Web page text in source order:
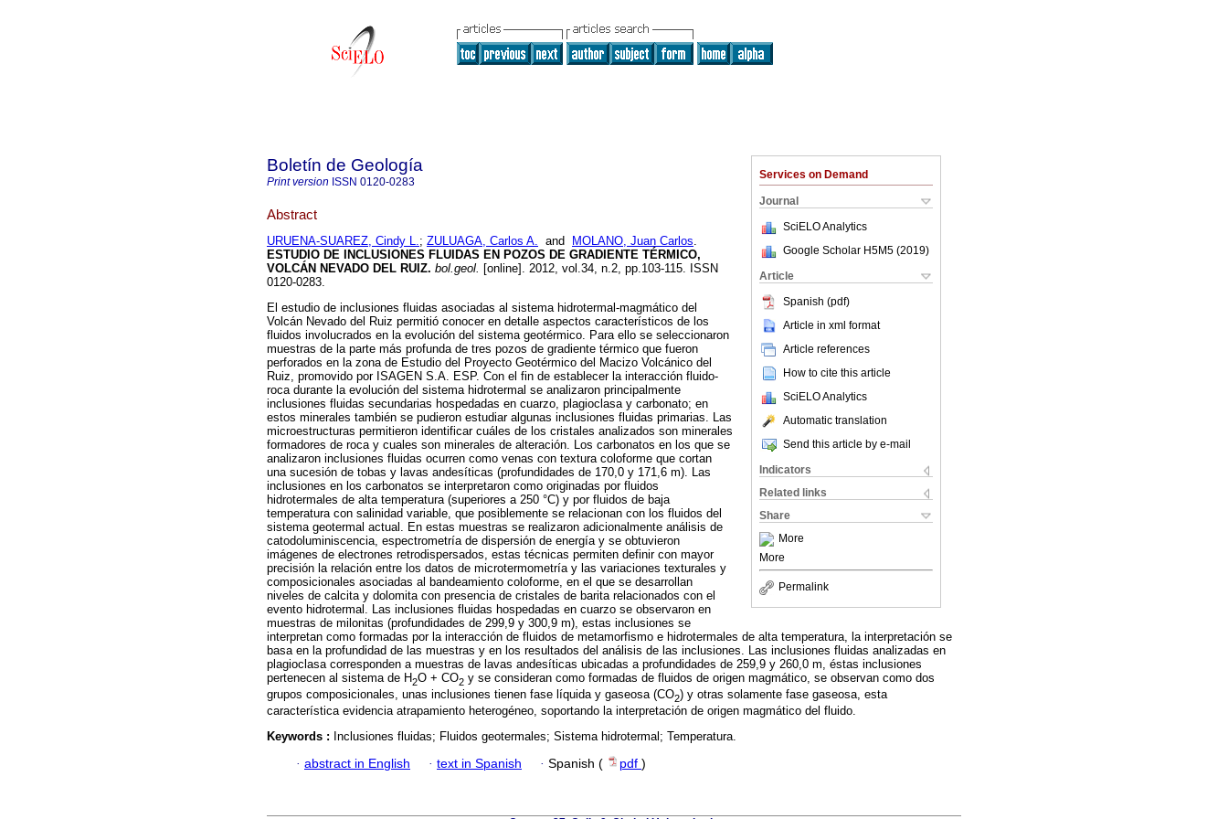
Services on Demand
Journal
SciELO Analytics
Google Scholar H5M5 (2019)
Article
Spanish (pdf)
Article in xml format
Article references
How to cite this article
SciELO Analytics
Automatic translation
Send this article by e-mail
Indicators
Related links
Share
More
More
Permalink
Boletín de Geología
Print version ISSN 0120-0283
Abstract
URUENA-SUAREZ, Cindy L.; ZULUAGA, Carlos A. and MOLANO, Juan Carlos.
ESTUDIO DE INCLUSIONES FLUIDAS EN POZOS DE GRADIENTE TÉRMICO,
VOLCÁN NEVADO DEL RUIZ. bol.geol. [online]. 2012, vol.34, n.2, pp.103-115. ISSN
0120-0283.
El estudio de inclusiones fluidas asociadas al sistema hidrotermal-magmático del
Volcán Nevado del Ruiz permitió conocer en detalle aspectos característicos de los
fluidos involucrados en la evolución del sistema geotérmico. Para ello se seleccionaron
muestras de la parte más profunda de tres pozos de gradiente térmico que fueron
perforados en la zona de Estudio del Proyecto Geotérmico del Macizo Volcánico del
Ruiz, promovido por ISAGEN S.A. ESP. Con el fin de establecer la interacción fluido-
roca durante la evolución del sistema hidrotermal se analizaron principalmente
inclusiones fluidas secundarias hospedadas en cuarzo, plagioclasa y carbonato; en
estos minerales también se pudieron estudiar algunas inclusiones fluidas primarias. Las
microestructuras permitieron identificar cuáles de los cristales analizados son minerales
formadores de roca y cuales son minerales de alteración. Los carbonatos en los que se
analizaron inclusiones fluidas ocurren como venas con textura coloforme que cortan
una sucesión de tobas y lavas andesíticas (profundidades de 170,0 y 171,6 m). Las
inclusiones en los carbonatos se interpretaron como originadas por fluidos
hidrotermales de alta temperatura (superiores a 250 °C) y por fluidos de baja
temperatura con salinidad variable, que posiblemente se relacionan con los fluidos del
sistema geotermal actual. En estas muestras se realizaron adicionalmente análisis de
catodoluminiscencia, espectrometría de dispersión de energía y se obtuvieron
imágenes de electrones retrodispersados, estas técnicas permiten definir con mayor
precisión la relación entre los datos de microtermometría y las variaciones texturales y
composicionales asociadas al bandeamiento coloforme, en el que se desarrollan
niveles de calcita y dolomita con presencia de cristales de barita relacionados con el
evento hidrotermal. Las inclusiones fluidas hospedadas en cuarzo se observaron en
muestras de milonitas (profundidades de 299,9 y 300,9 m), estas inclusiones se
interpretan como formadas por la interacción de fluidos de metamorfismo e hidrotermales de alta temperatura, la interpretación se
basa en la profundidad de las muestras y en los resultados del análisis de las inclusiones. Las inclusiones fluidas analizadas en
plagioclasa corresponden a muestras de lavas andesíticas ubicadas a profundidades de 259,9 y 260,0 m, éstas inclusiones
pertenecen al sistema de H2O + CO2 y se consideran como formadas de fluidos de origen magmático, se observan como dos
grupos composicionales, unas inclusiones tienen fase líquida y gaseosa (CO2) y otras solamente fase gaseosa, esta
característica evidencia atrapamiento heterogéneo, soportando la interpretación de origen magmático del fluido.
Keywords : Inclusiones fluidas; Fluidos geotermales; Sistema hidrotermal; Temperatura.
· abstract in English · text in Spanish · Spanish ( pdf )